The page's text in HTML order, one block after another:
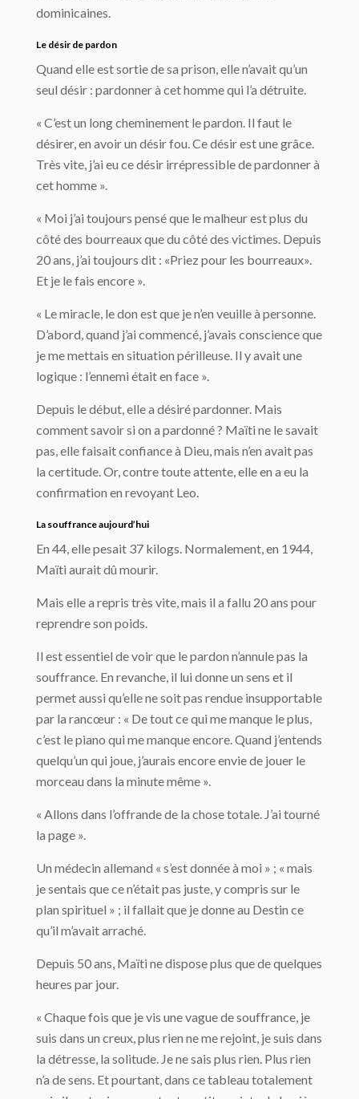
dominicaines.
Le désir de pardon
Quand elle est sortie de sa prison, elle n’avait qu’un
seul désir : pardonner à cet homme qui l’a détruite.
« C’est un long cheminement le pardon. Il faut le
désirer, en avoir un désir fou. Ce désir est une grâce.
Très vite, j’ai eu ce désir irrépressible de pardonner à
cet homme ».
« Moi j’ai toujours pensé que le malheur est plus du
côté des bourreaux que du côté des victimes. Depuis
20 ans, j’ai toujours dit : «Priez pour les bourreaux».
Et je le fais encore ».
« Le miracle, le don est que je n’en veuille à personne.
D’abord, quand j’ai commencé, j’avais conscience que
je me mettais en situation périlleuse. Il y avait une
logique : l’ennemi était en face ».
Depuis le début, elle a désiré pardonner. Mais
comment savoir si on a pardonné ? Maïti ne le savait
pas, elle faisait confiance à Dieu, mais n’en avait pas
la certitude. Or, contre toute attente, elle en a eu la
confirmation en revoyant Leo.
La souffrance aujourd’hui
En 44, elle pesait 37 kilogs. Normalement, en 1944,
Maïti aurait dû mourir.
Mais elle a repris très vite, mais il a fallu 20 ans pour
reprendre son poids.
Il est essentiel de voir que le pardon n’annule pas la
souffrance. En revanche, il lui donne un sens et il
permet aussi qu’elle ne soit pas rendue insupportable
par la rancœur : « De tout ce qui me manque le plus,
c’est le piano qui me manque encore. Quand j’entends
quelqu’un qui joue, j’aurais encore envie de jouer le
morceau dans la minute même ».
« Allons dans l’offrande de la chose totale. J’ai tourné
la page ».
Un médecin allemand « s’est donnée à moi » ; « mais
je sentais que ce n’était pas juste, y compris sur le
plan spirituel » ; il fallait que je donne au Destin ce
qu’il m’avait arraché.
Depuis 50 ans, Maïti ne dispose plus que de quelques
heures par jour.
« Chaque fois que je vis une vague de souffrance, je
suis dans un creux, plus rien ne me rejoint, je suis dans
la détresse, la solitude. Je ne sais plus rien. Plus rien
n’a de sens. Et pourtant, dans ce tableau totalement